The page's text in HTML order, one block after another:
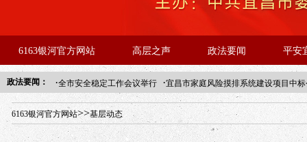
6163银河官方网站 高层之声 政法要闻 平安
政法要闻： ·全市安全稳定工作会议举行 ·宜昌市家庭风险摸排系统建设项目中
年“招才兴业”事业单位人才引进·北京站人民大学入校工作提醒
6163银河官方网站>>基层动态